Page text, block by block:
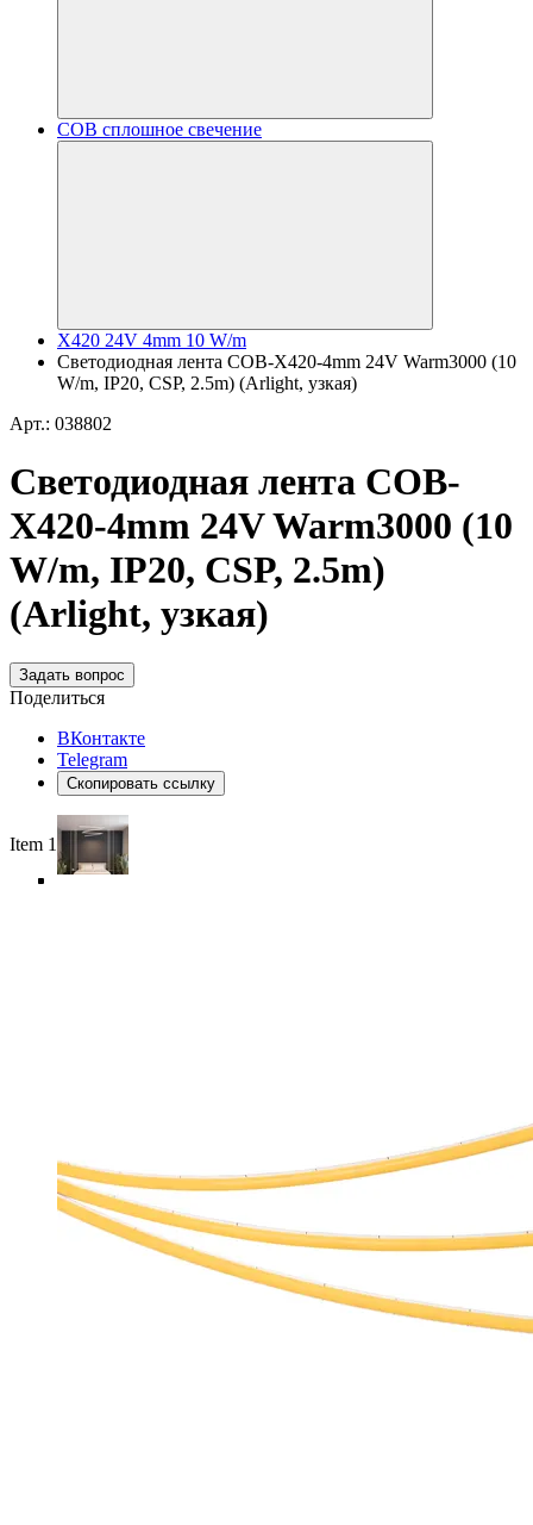
COB сплошное свечение
X420 24V 4mm 10 W/m
Светодиодная лента COB-X420-4mm 24V Warm3000 (10
W/m, IP20, CSP, 2.5m) (Arlight, узкая)
Арт.: 038802
Светодиодная лента COB-
X420-4mm 24V Warm3000 (10
W/m, IP20, CSP, 2.5m)
(Arlight, узкая)
Задать вопрос
Поделиться
ВКонтакте
Telegram
Скопировать ссылку
Item 1 of 6